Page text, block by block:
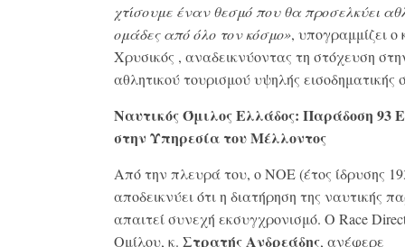
χτίσουμε έναν θεσμό που θα προσελκύει
ομάδες από όλο τον κόσμο», υπογραμμίζει ο
Χρυσικός , αναδεικνύοντας τη στόχευση
αθλητικού τουρισμού υψηλής εισοδηματικής
Ναυτικός Όμιλος Ελλάδος: Παράδοση 93
στην Υπηρεσία του Μέλλοντος
Από την πλευρά του, ο ΝΟΕ (έτος ίδρυσης
αποδεικνύει ότι η διατήρηση της ναυτικής
απαιτεί συνεχή εκσυγχρονισμό. Ο Race
Ομίλου, κ. Στρατής Ανδρεάδης, ανέφερε